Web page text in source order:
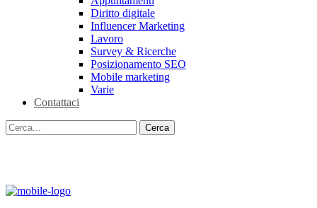
Diritto digitale
Influencer Marketing
Lavoro
Survey & Ricerche
Posizionamento SEO
Mobile marketing
Varie
Contattaci